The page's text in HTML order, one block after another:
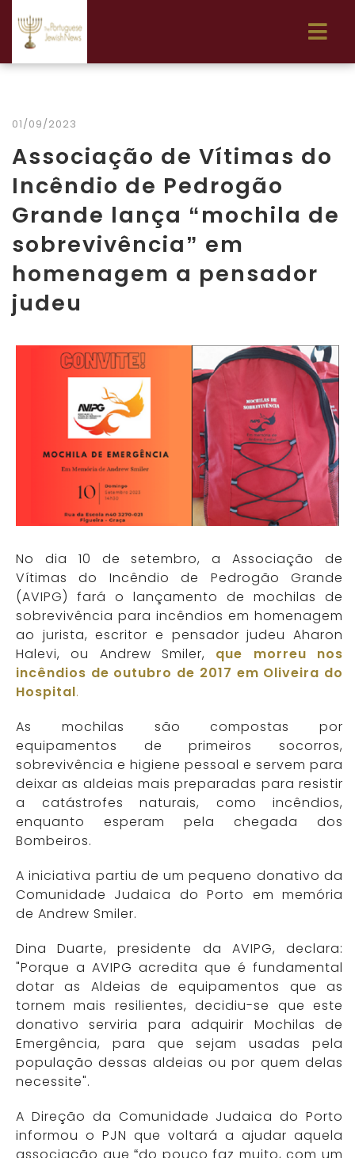
01/09/2023
Associação de Vítimas do
Incêndio de Pedrogão
Grande lança “mochila de
sobrevivência” em
homenagem a pensador
judeu
No dia 10 de setembro, a Associação de
Vítimas do Incêndio de Pedrogão Grande
(AVIPG) fará o lançamento de mochilas de
sobrevivência para incêndios em homenagem
ao jurista, escritor e pensador judeu Aharon
Halevi, ou Andrew Smiler, que morreu nos
incêndios de outubro de 2017 em Oliveira do
Hospital.
As mochilas são compostas por
equipamentos de primeiros socorros,
sobrevivência e higiene pessoal e servem para
deixar as aldeias mais preparadas para resistir
a catástrofes naturais, como incêndios,
enquanto esperam pela chegada dos
Bombeiros.
A iniciativa partiu de um pequeno donativo da
Comunidade Judaica do Porto em memória
de Andrew Smiler.
Dina Duarte, presidente da AVIPG, declara:
"Porque a AVIPG acredita que é fundamental
dotar as Aldeias de equipamentos que as
tornem mais resilientes, decidiu-se que este
donativo serviria para adquirir Mochilas de
Emergência, para que sejam usadas pela
população dessas aldeias ou por quem delas
necessite".
A Direção da Comunidade Judaica do Porto
informou o PJN que voltará a ajudar aquela